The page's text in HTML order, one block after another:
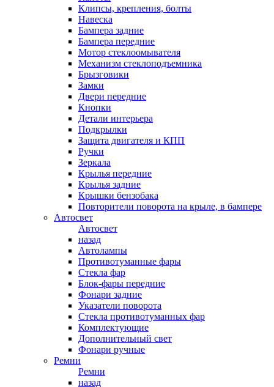
Клипсы, крепления, болты
Навеска
Бампера задние
Бампера передние
Мотор стеклоомывателя
Механизм стеклоподъемника
Брызговики
Замки
Двери передние
Кнопки
Детали интерьера
Подкрылки
Защита двигателя и КПП
Ручки
Зеркала
Крылья передние
Крылья задние
Крышки бензобака
Повторители поворота на крыле, в бампере
Автосвет
Автосвет
назад
Автолампы
Противотуманные фары
Стекла фар
Блок-фары передние
Фонари задние
Указатели поворота
Стекла противотуманных фар
Комплектующие
Дополнительный свет
Фонари ручные
Ремни
Ремни
назад